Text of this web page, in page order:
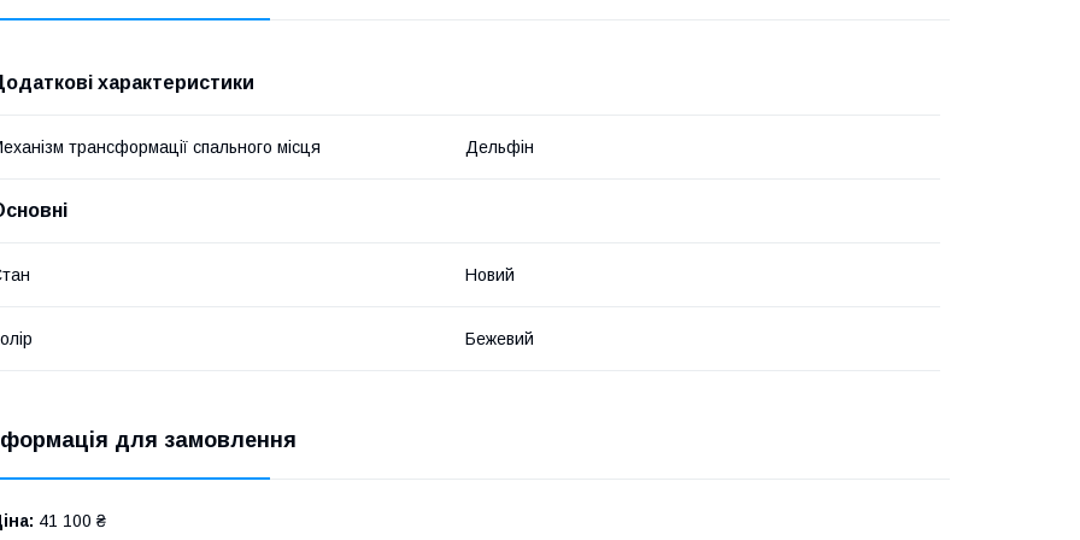
характеристики
трансформації спального місця Дельфін
Новий
Бежевий
для замовлення
41 100 ₴